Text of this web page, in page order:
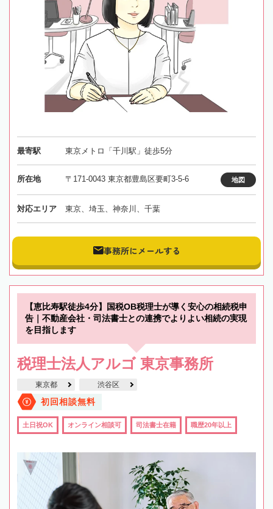
最寄駅 東京メトロ「千川駅」徒歩5分
所在地 〒171-0043 東京都豊島区要町3-5-6 地図
対応エリア 東京、埼玉、神奈川、千葉
事務所にメールする
【恵比寿駅徒歩4分】国税OB税理士が導く安心の相続税申
告｜不動産会社・司法書士との連携でよりよい相続の実現
を目指します
税理士法人アルゴ 東京事務所
東京都 渋谷区
初回相談無料
土日祝OK オンライン相談可 司法書士在籍 職歴20年以上